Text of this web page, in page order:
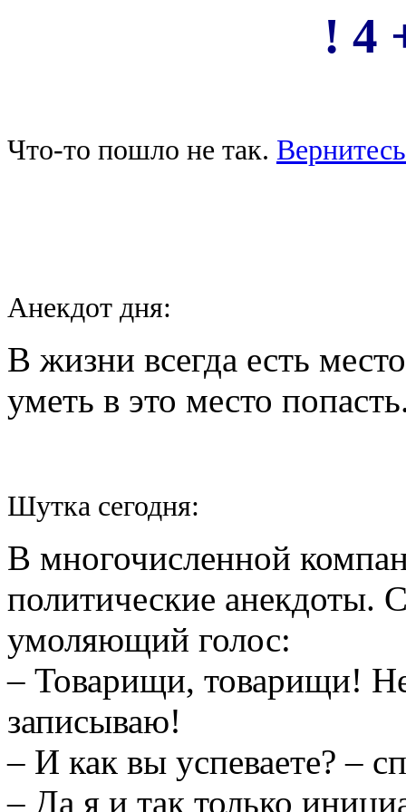
! 4
Что-то пошло не так.
Анекдот дня:
В жизни всегда есть
уметь в это место
Шутка сегодня:
В многочисленной
политические анекдоты.
умоляющий голос:
– Товарищи, товарищи!
записываю!
– И как вы успеваете? –
– Да я и так только